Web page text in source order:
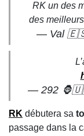
RK un des
des
— Val 🇪🇸
— 292
RK débutera sa
passage dans la